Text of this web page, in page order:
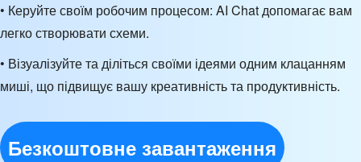
• Керуйте своїм робочим процесом: AI Chat допомагає вам
легко створювати схеми.
• Візуалізуйте та діліться своїми ідеями одним клацанням
миші, що підвищує вашу креативність та продуктивність.
Безкоштовне завантаження